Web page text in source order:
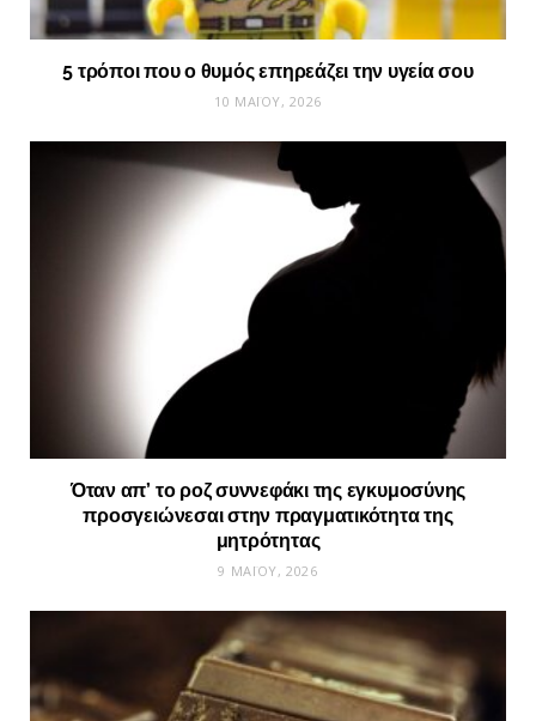
5 τρόποι που ο θυμός επηρεάζει την υγεία σου
10 ΜΑΪ́ΟΥ, 2026
Όταν απ’ το ροζ συννεφάκι της εγκυμοσύνης
προσγειώνεσαι στην πραγματικότητα της
μητρότητας
9 ΜΑΪ́ΟΥ, 2026